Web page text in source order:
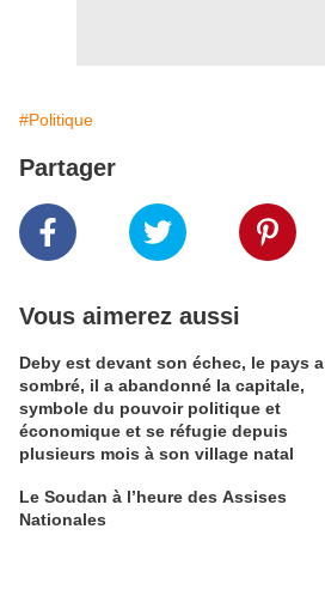
#Politique
Partager
Vous aimerez aussi
Deby est devant son échec, le pays a
sombré, il a abandonné la capitale,
symbole du pouvoir politique et
économique et se réfugie depuis
plusieurs mois à son village natal
Le Soudan à l’heure des Assises
Nationales